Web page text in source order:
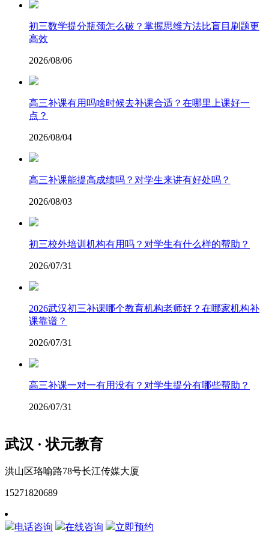
​初三数学提分瓶颈怎么破？掌握思维方法比盲目刷题更
高效
2026/08/06
高三补课有用吗啥时候去补课合适？在哪里上课好一
点？
2026/08/04
高三补课能提高成绩吗？对学生来讲有好处吗？
2026/08/03
初三校外培训机构有用吗？对学生有什么样的帮助？
2026/07/31
2026武汉初三补课哪个教育机构老师好？在哪家机构补
课靠谱？
2026/07/31
高三补课一对一有用没有？对学生提分有哪些帮助？
2026/07/31
武汉 · 状元教育
洪山区珞喻路78号长江传媒大厦
15271820689
电话咨询
在线咨询 立即预约